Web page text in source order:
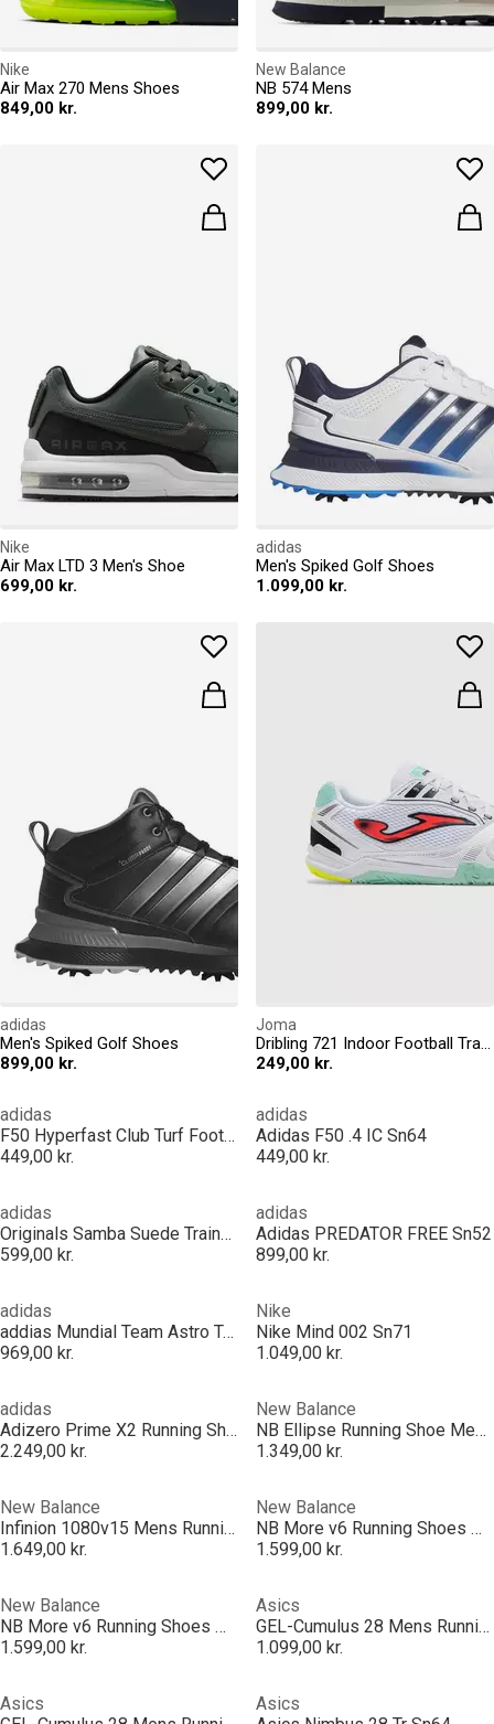
Nike
Air Max 270 Mens Shoes
849,00 kr.
New Balance
NB 574 Mens
899,00 kr.
Nike
Air Max LTD 3 Men's Shoe
699,00 kr.
adidas
Men's Spiked Golf Shoes
1.099,00 kr.
adidas
Men's Spiked Golf Shoes
899,00 kr.
Joma
Dribling 721 Indoor Football Trainers
249,00 kr.
adidas
F50 Hyperfast Club Turf Football Shoes Mens
449,00 kr.
adidas
Adidas F50 .4 IC Sn64
449,00 kr.
adidas
Originals Samba Suede Trainers Mens
599,00 kr.
adidas
Adidas PREDATOR FREE Sn52
899,00 kr.
adidas
addias Mundial Team Astro Turf Football Boots
969,00 kr.
Nike
Nike Mind 002 Sn71
1.049,00 kr.
adidas
Adizero Prime X2 Running Shoes Mens
2.249,00 kr.
New Balance
NB Ellipse Running Shoe Mens
1.349,00 kr.
New Balance
Infinion 1080v15 Mens Running Shoes
1.649,00 kr.
New Balance
NB More v6 Running Shoes Mens
1.599,00 kr.
New Balance
NB More v6 Running Shoes Mens
1.599,00 kr.
Asics
GEL-Cumulus 28 Mens Running Shoes
1.099,00 kr.
Asics
Asics